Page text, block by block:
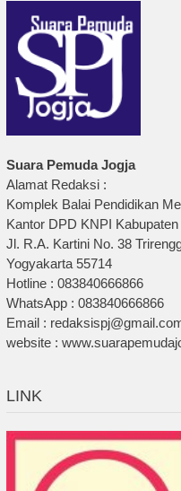
Suara Pemuda Jogja
Alamat Redaksi :
Komplek Balai Pendidikan
Kantor DPD KNPI Kabupaten
Jl. R.A. Kartini No. 38
Yogyakarta 55714
Hotline : 083840666866
WhatsApp : 083840666866
Email :
website :
LINK